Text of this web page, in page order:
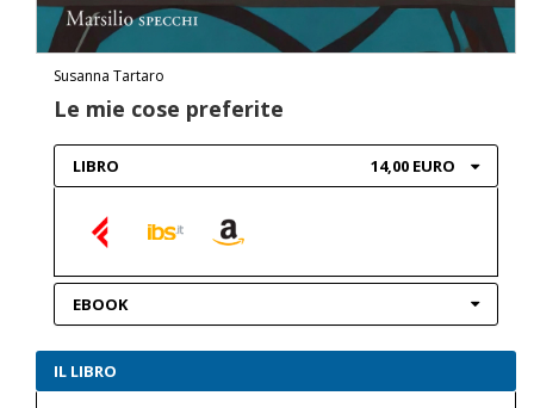
Susanna Tartaro
Le mie cose preferite
LIBRO 14,00 EURO
EBOOK
IL LIBRO